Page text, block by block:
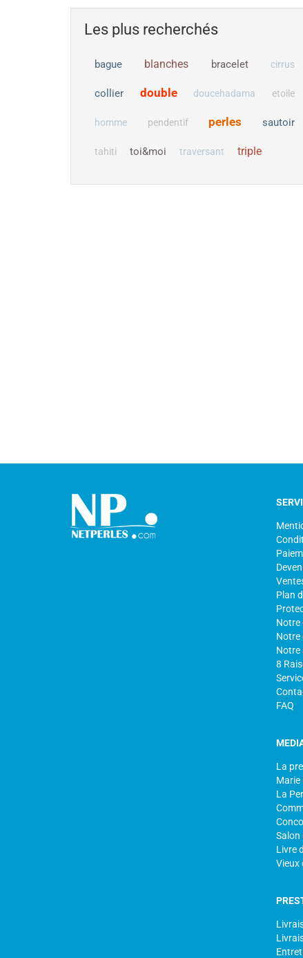
Les plus recherchés
bague blanches bracelet cirrus
collier double doucehadama etoile
homme pendentif perles sautoir
tahiti toi&moi traversant triple
Plan
Notre
Notre
Notre
8
FAQ
La
Marie
La
Salon
Livre
Vieux